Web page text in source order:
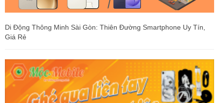
Di Động Thông Minh Sài Gòn: Thiên Đường Smartphone Uy Tín,
Giá Rẻ